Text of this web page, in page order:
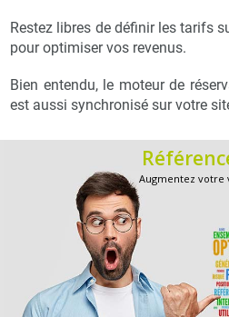
Restez libres de définir les tarifs
pour optimiser vos revenus.
Bien entendu, le moteur de
est aussi synchronisé sur votre
Augmentez votre